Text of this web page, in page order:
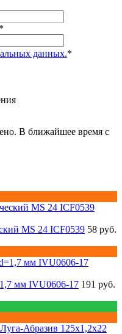
*
данных.*
В ближайшее время с
MS 24 ICF0539 58 руб.
мм IVU0606-17 191 руб.